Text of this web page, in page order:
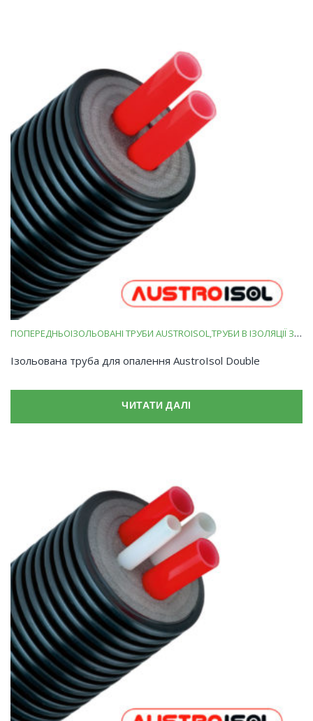
ПОПЕРЕДНЬОІЗОЛЬОВАНІ ТРУБИ AUSTROISOLТРУБИ В ІЗОЛЯЦІЇ ЗІ ВСПІНЕНОГО ПОЛІЕТИЛЕНУ
Ізольована труба для опалення AustroIsol Double
ЧИТАТИ ДАЛІ